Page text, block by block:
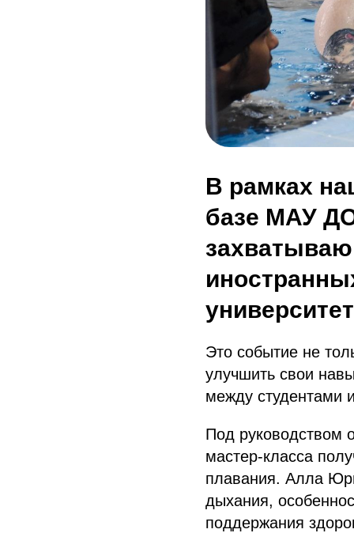
В рамках
базе МАУ
Это событие не
улучшить свои
между студентами
Под руководством
мастер-класса
плавания. Алла
дыхания,
поддержания